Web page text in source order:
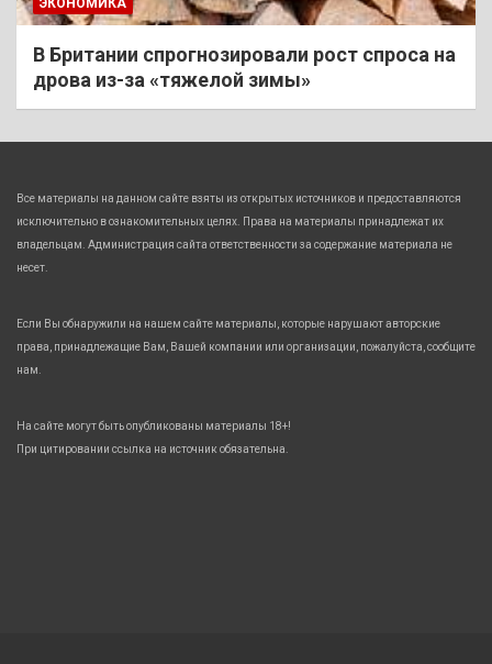
ЭКОНОМИКА
В Британии спрогнозировали рост спроса на
дрова из-за «тяжелой зимы»
Все материалы на данном сайте взяты из открытых источников и предоставляются
исключительно в ознакомительных целях. Права на материалы принадлежат их
владельцам. Администрация сайта ответственности за содержание материала не
несет.
Если Вы обнаружили на нашем сайте материалы, которые нарушают авторские
права, принадлежащие Вам, Вашей компании или организации, пожалуйста, сообщите
нам.
На сайте могут быть опубликованы материалы 18+!
При цитировании ссылка на источник обязательна.